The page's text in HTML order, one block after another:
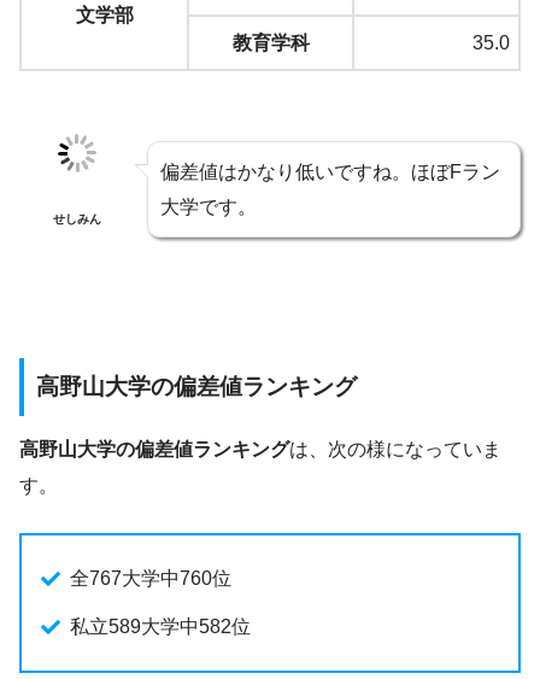
文学部
教育学科 35.0
せしみん
偏差値はかなり低いですね。ほぼFラン
大学です。
高野山大学の偏差値ランキング
高野山大学の偏差値ランキングは、次の様になっていま
す。
全767大学中760位
私立589大学中582位